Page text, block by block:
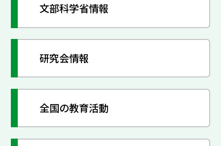
文部科学省情報
研究会情報
全国の教育活動